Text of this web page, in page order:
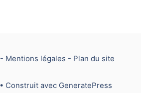
- Mentions légales - Plan du site
• Construit avec GeneratePress